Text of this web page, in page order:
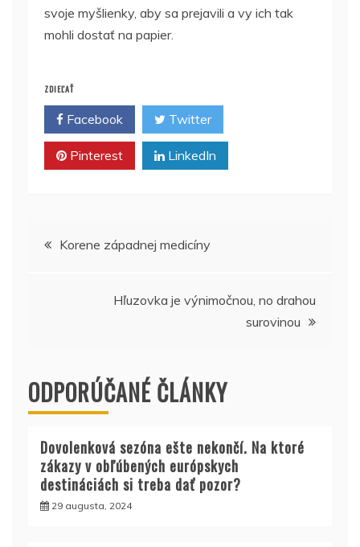
svoje myšlienky, aby sa prejavili a vy ich tak
mohli dostať na papier.
ZDIEĽAŤ
Facebook Twitter
Pinterest LinkedIn
Navigácia
Korene západnej medicíny
Hľuzovka je výnimočnou, no drahou
surovinou
ODPORÚČANÉ ČLÁNKY
Dovolenková sezóna ešte nekončí. Na ktoré
zákazy v obľúbených európskych
destináciách si treba dať pozor?
29 augusta, 2024